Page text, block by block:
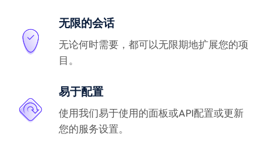
无限的会话
无论何时需要，都可以无限期地扩展您的项
目。
易于配置
使用我们易于使用的面板或API配置或更新
您的服务设置。